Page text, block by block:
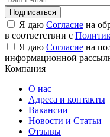
Подписаться
Я даю Согласие на
в соответствии с
Я даю Согласие на
информационной
Компания
О нас
Адреса и контакты
Вакансии
Новости и Статьи
Отзывы